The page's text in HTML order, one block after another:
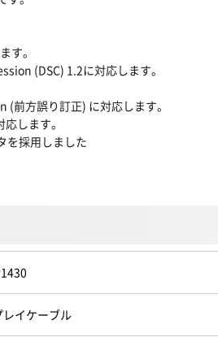
す。
(DSC) 1.2に対応します。
前方誤り訂正) に対応します。
します。
を採用しました
レイケーブル